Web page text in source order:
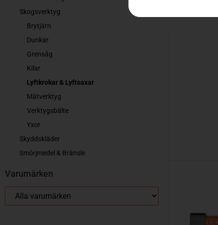
Skogsverktyg
Brytjärn
Dunkar
Grensåg
Kilar
Lyftkrokar & Lyftsaxar
Mätverktyg
Verktygsbälte
Yxor
Skyddskläder
Smörjmedel & Bränsle
Varumärken